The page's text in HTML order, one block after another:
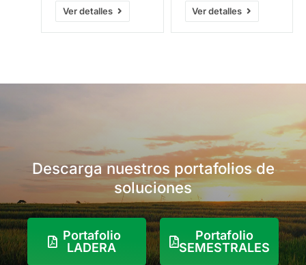
dos ingredientes
activos
complementarios,
espectro de hongos
Ver detalles
Dimethomorph
(morfolina) y
Cyazofamid, del
contra Gota
mecanismos de
acción de sus
componentes.
Ver detalles
Descarga nuestros portafolios de
soluciones
Portafolio
LADERA
Portafolio
SEMESTRALES